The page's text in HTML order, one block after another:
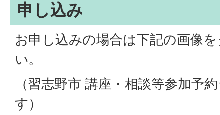
申し込み
お申し込みの場合は下記の画像
い。
（習志野市 講座・相談等参加予
す）